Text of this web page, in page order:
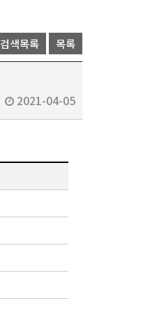
검색목록 목록
2021-04-05